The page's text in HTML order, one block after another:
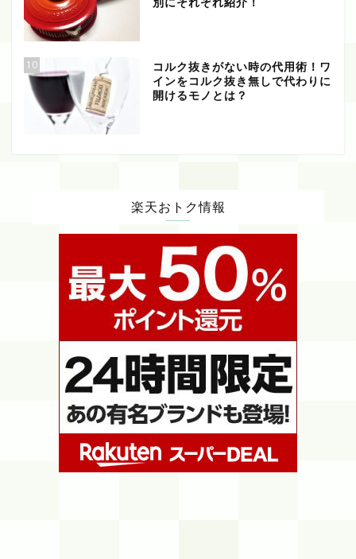
10
コルク抜きがない時の代用術！ワ
インをコルク抜き無しで代わりに
開けるモノとは？
楽天おトク情報